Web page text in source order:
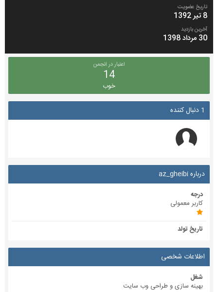
تاریخ عضویت
8 تیر 1392
آخرین بازدید
30 مرداد 1398
اعتبار در انجمن
14
خوب
1 دنبال کننده
درباره az_gheibi
درجه
کاربر معمولی
تاریخ تولد
اطلاعات شخصی
شغل
بهینه سازی و طراحی وب سایت